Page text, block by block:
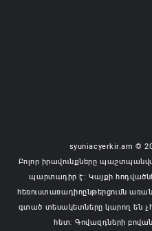
syuniacyerkir.am ©
Բոլոր իրավունքները
պարտադիր է: Կայքի
հեռուստառադիոընթերցումն
գտած տեսակետները կարող են
հետ: Գովազդների